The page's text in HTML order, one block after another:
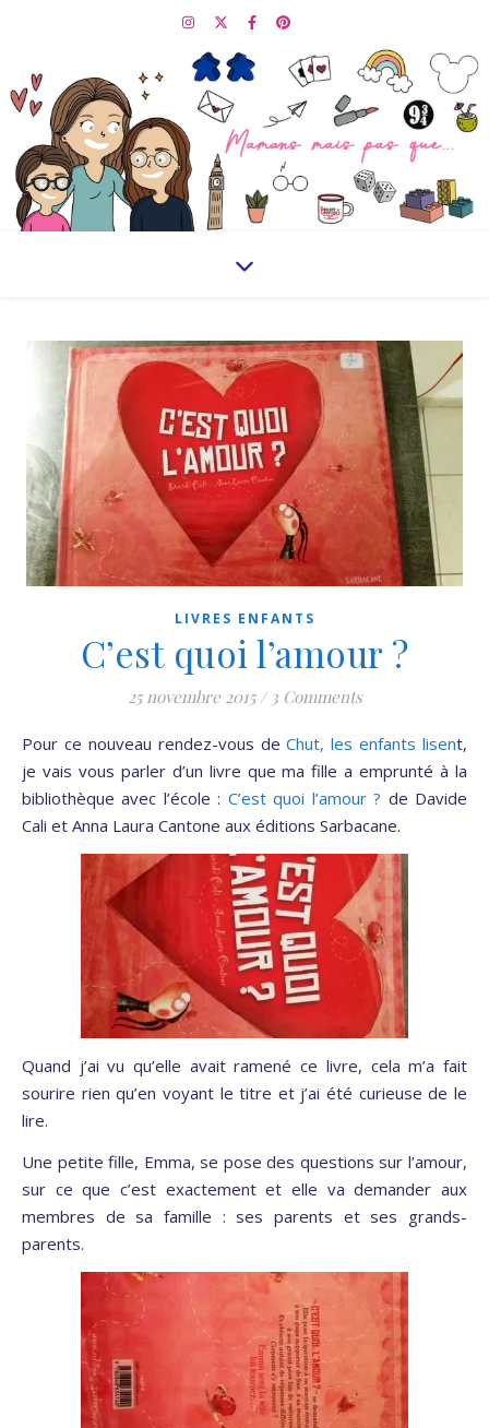
LIVRES ENFANTS
C’est quoi l’amour ?
25 novembre 2015 / 3 Comments
Pour ce nouveau rendez-vous deChut, les enfants lisent,
je vais vous parler d’un livre que ma fille a emprunté à la
bibliothèque avec l’école : C’est quoi l’amour ? de Davide
Cali et Anna Laura Cantone aux éditions Sarbacane.
Quand j’ai vu qu’elle avait ramené ce livre, cela m’a fait
sourire rien qu’en voyant le titre et j’ai été curieuse de le
lire.
Une petite fille, Emma, se pose des questions sur l’amour,
sur ce que c’est exactement et elle va demander aux
membres de sa famille : ses parents et ses grands-
parents.